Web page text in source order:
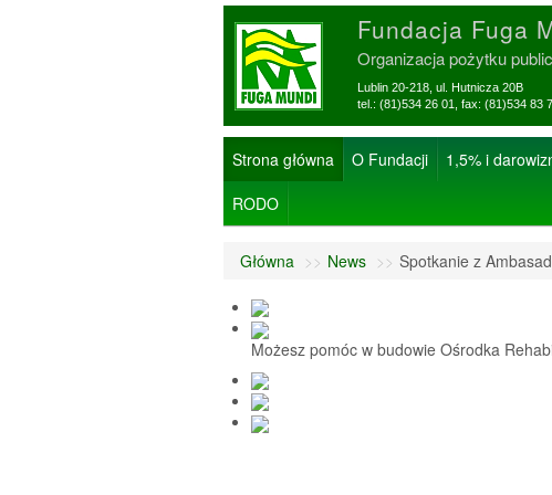
Fundacja Fuga
Organizacja pożytku
Lublin 20-218, ul. Hutnicza 20B
tel.: (81)534 26 01, fax: (81)534
Strona główna O Fundacji 1,5% i
RODO
Główna >> News >> Spotkanie z
Możesz pomóc w budowie Ośrodka